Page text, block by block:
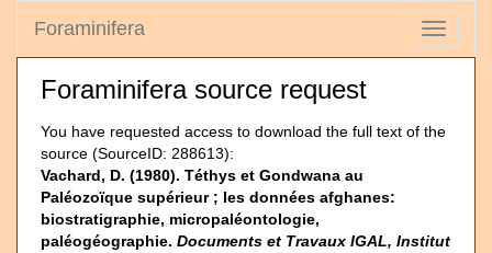
Toggle
Foraminifera
Foraminifera source request
You have requested access to download the full text of the
source (SourceID: 288613):
Vachard, D. (1980). Téthys et Gondwana au
Paléozoïque supérieur ; les données afghanes:
biostratigraphie, micropaléontologie,
paléogéographie. Documents et Travaux IGAL, Institut